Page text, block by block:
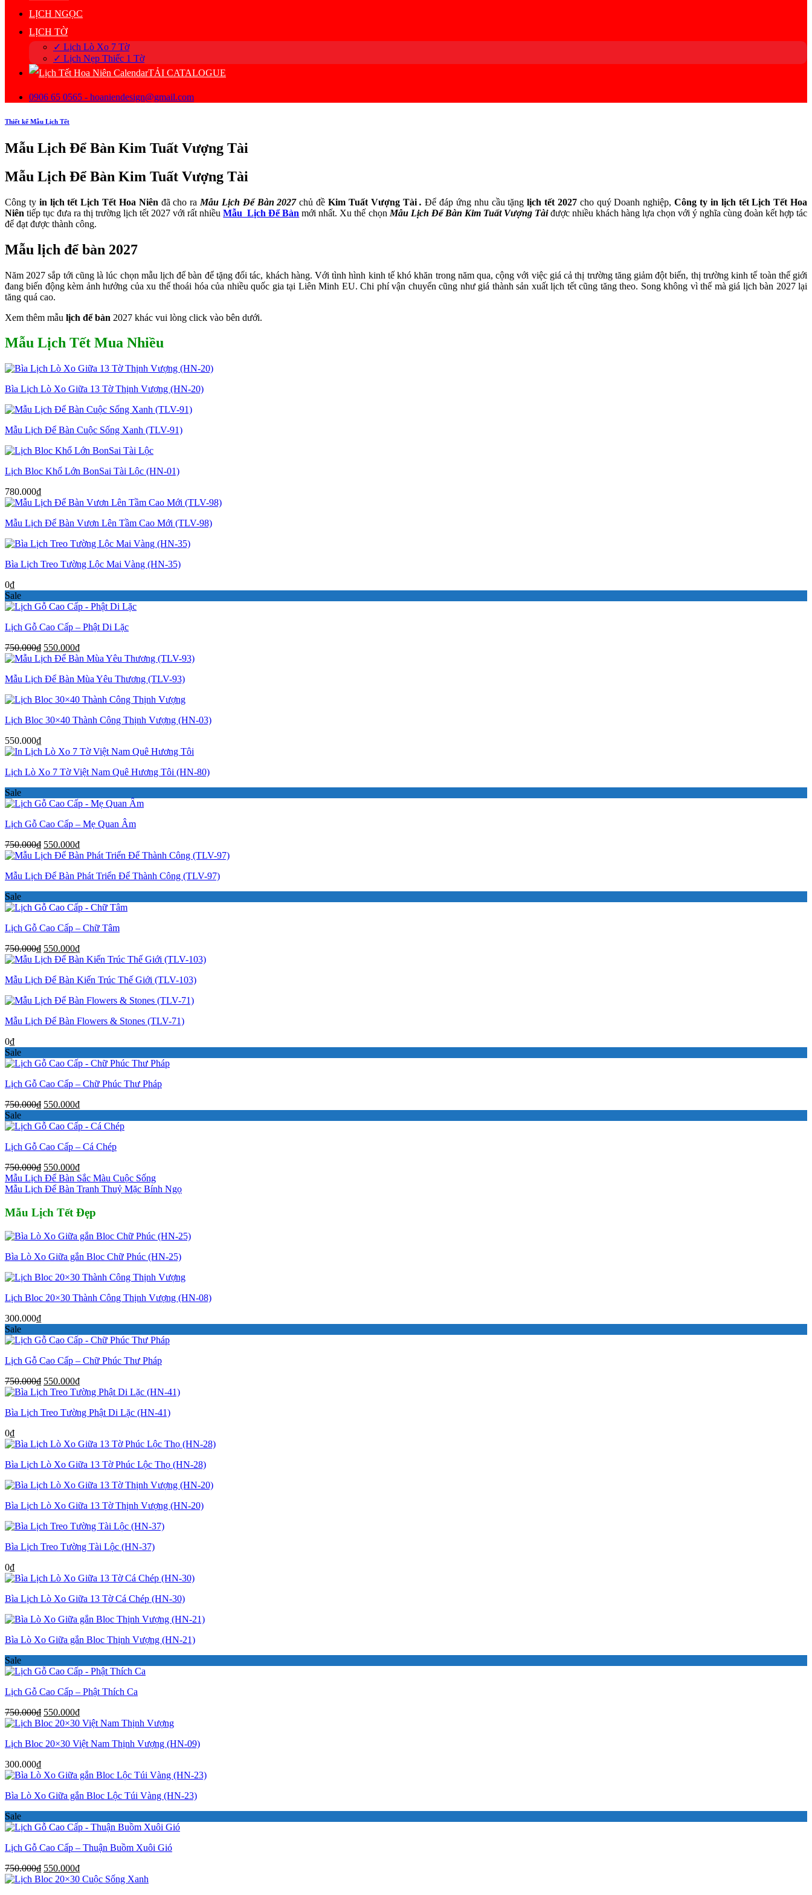
LỊCH NGỌC
LỊCH TỜ
✓ Lịch Lò Xo 7 Tờ
✓ Lịch Nẹp Thiếc 1 Tờ
TẢI CATALOGUE
0906 65 0565 - hoaniendesign@gmail.com
Thiết kế Mẫu Lịch Tết
Mẫu Lịch Để Bàn Kim Tuất Vượng Tài
Mẫu Lịch Để Bàn Kim Tuất Vượng Tài
Công tyin lịch tết Lịch Tết Hoa Niên đã cho ra Mẫu Lịch Để Bàn 2027chủ đềKim Tuất Vượng Tài. Để đáp ứng nhu cầu tặnglịch tết 2027cho quý Doanh nghiệp,Công ty in lịch tết Lịch Tết Hoa
Niên tiếp tục đưa ra thị trường lịch tết 2027 với rất nhiềuMẫu Lịch Để Bàn mới nhất. Xu thế chọn Mẫu Lịch Để Bàn Kim Tuất Vượng Tài được nhiều khách hàng lựa chọn với ý nghĩa cùng đoàn kết hợp tác
để đạt được thành công.
Mẫu lịch để bàn 2027
Năm 2027 sắp tới cũng là lúc chọn mẫu lịch để bàn để tặng đối tác, khách hàng. Với tình hình kinh tế khó khăn trong năm qua, cộng với việc giá cả thị trường tăng giảm đột biến, thị trường kinh tế toàn thế giới
đang biến động kèm ảnh hưởng của xu thế thoái hóa của nhiều quốc gia tại Liên Minh EU. Chi phí vận chuyển cũng như giá thành sản xuất lịch tết cũng tăng theo. Song không vì thế mà giá lịch bàn 2027 lại
tăng quá cao.
Xem thêm mẫu lịch để bàn 2027 khác vui lòng click vào bên dưới.
Mẫu Lịch Tết Mua Nhiều
Bìa Lịch Lò Xo Giữa 13 Tờ Thịnh Vượng (HN-20)
Mẫu Lịch Để Bàn Cuộc Sống Xanh (TLV-91)
Lịch Bloc Khổ Lớn BonSai Tài Lộc (HN-01)
780.000₫
Mẫu Lịch Để Bàn Vươn Lên Tầm Cao Mới (TLV-98)
Bìa Lịch Treo Tường Lộc Mai Vàng (HN-35)
0₫
Sale
Lịch Gỗ Cao Cấp – Phật Di Lặc
750.000₫ Giá
gốc
750.000₫.
550.000₫Giá
hiện
là:
Mẫu Lịch Để Bàn Mùa Yêu Thương (TLV-93)
Lịch Bloc 30×40 Thành Công Thịnh Vượng (HN-03)
550.000₫
Lịch Lò Xo 7 Tờ Việt Nam Quê Hương Tôi (HN-80)
Sale
Lịch Gỗ Cao Cấp – Mẹ Quan Âm
750.000₫ Giá
gốc
750.000₫.
550.000₫Giá
hiện
là:
Mẫu Lịch Để Bàn Phát Triển Để Thành Công (TLV-97)
Sale
Lịch Gỗ Cao Cấp – Chữ Tâm
750.000₫ Giá
gốc
750.000₫.
550.000₫Giá
hiện
là:
Mẫu Lịch Để Bàn Kiến Trúc Thế Giới (TLV-103)
Mẫu Lịch Để Bàn Flowers & Stones (TLV-71)
0₫
Sale
Lịch Gỗ Cao Cấp – Chữ Phúc Thư Pháp
750.000₫ Giá
là:
550.000₫Giá
tại
550.000₫.
Sale
Lịch Gỗ Cao Cấp – Cá Chép
750.000₫ Giá
gốc
là:
550.000₫Giá
hiện
tại
550.000₫.
Mẫu Lịch Để Bàn Sắc Màu Cuộc Sống
Mẫu Lịch Để Bàn Tranh Thuỷ Mặc Bính Ngọ
Mẫu Lịch Tết Đẹp
Bìa Lò Xo Giữa gắn Bloc Chữ Phúc (HN-25)
Lịch Bloc 20×30 Thành Công Thịnh Vượng (HN-08)
300.000₫
Sale
Lịch Gỗ Cao Cấp – Chữ Phúc Thư Pháp
750.000₫ Giá
gốc
750.000₫.
550.000₫Giá
hiện
là:
Bìa Lịch Treo Tường Phật Di Lặc (HN-41)
0₫
Bìa Lịch Lò Xo Giữa 13 Tờ Phúc Lộc Thọ (HN-28)
Bìa Lịch Lò Xo Giữa 13 Tờ Thịnh Vượng (HN-20)
Bìa Lịch Treo Tường Tài Lộc (HN-37)
0₫
Bìa Lịch Lò Xo Giữa 13 Tờ Cá Chép (HN-30)
Bìa Lò Xo Giữa gắn Bloc Thịnh Vượng (HN-21)
Sale
Lịch Gỗ Cao Cấp – Phật Thích Ca
750.000₫ Giá
gốc
750.000₫.
550.000₫Giá
hiện
là:
Lịch Bloc 20×30 Việt Nam Thịnh Vượng (HN-09)
300.000₫
Bìa Lò Xo Giữa gắn Bloc Lộc Túi Vàng (HN-23)
Sale
Lịch Gỗ Cao Cấp – Thuận Buồm Xuôi Gió
750.000₫ Giá
gốc
550.000₫Giá
hiện